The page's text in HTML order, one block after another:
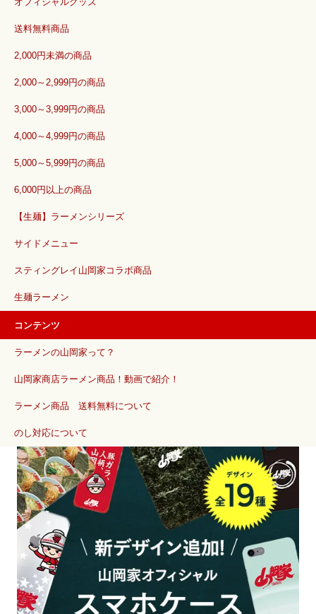
オフィシャルグッズ
送料無料商品
2,000円未満の商品
2,000～2,999円の商品
3,000～3,999円の商品
4,000～4,999円の商品
5,000～5,999円の商品
6,000円以上の商品
【生麺】ラーメンシリーズ
サイドメニュー
スティングレイ山岡家コラボ商品
生麺ラーメン
コンテンツ
ラーメンの山岡家って？
山岡家商店ラーメン商品！動画で紹介！
ラーメン商品 送料無料について
のし対応について